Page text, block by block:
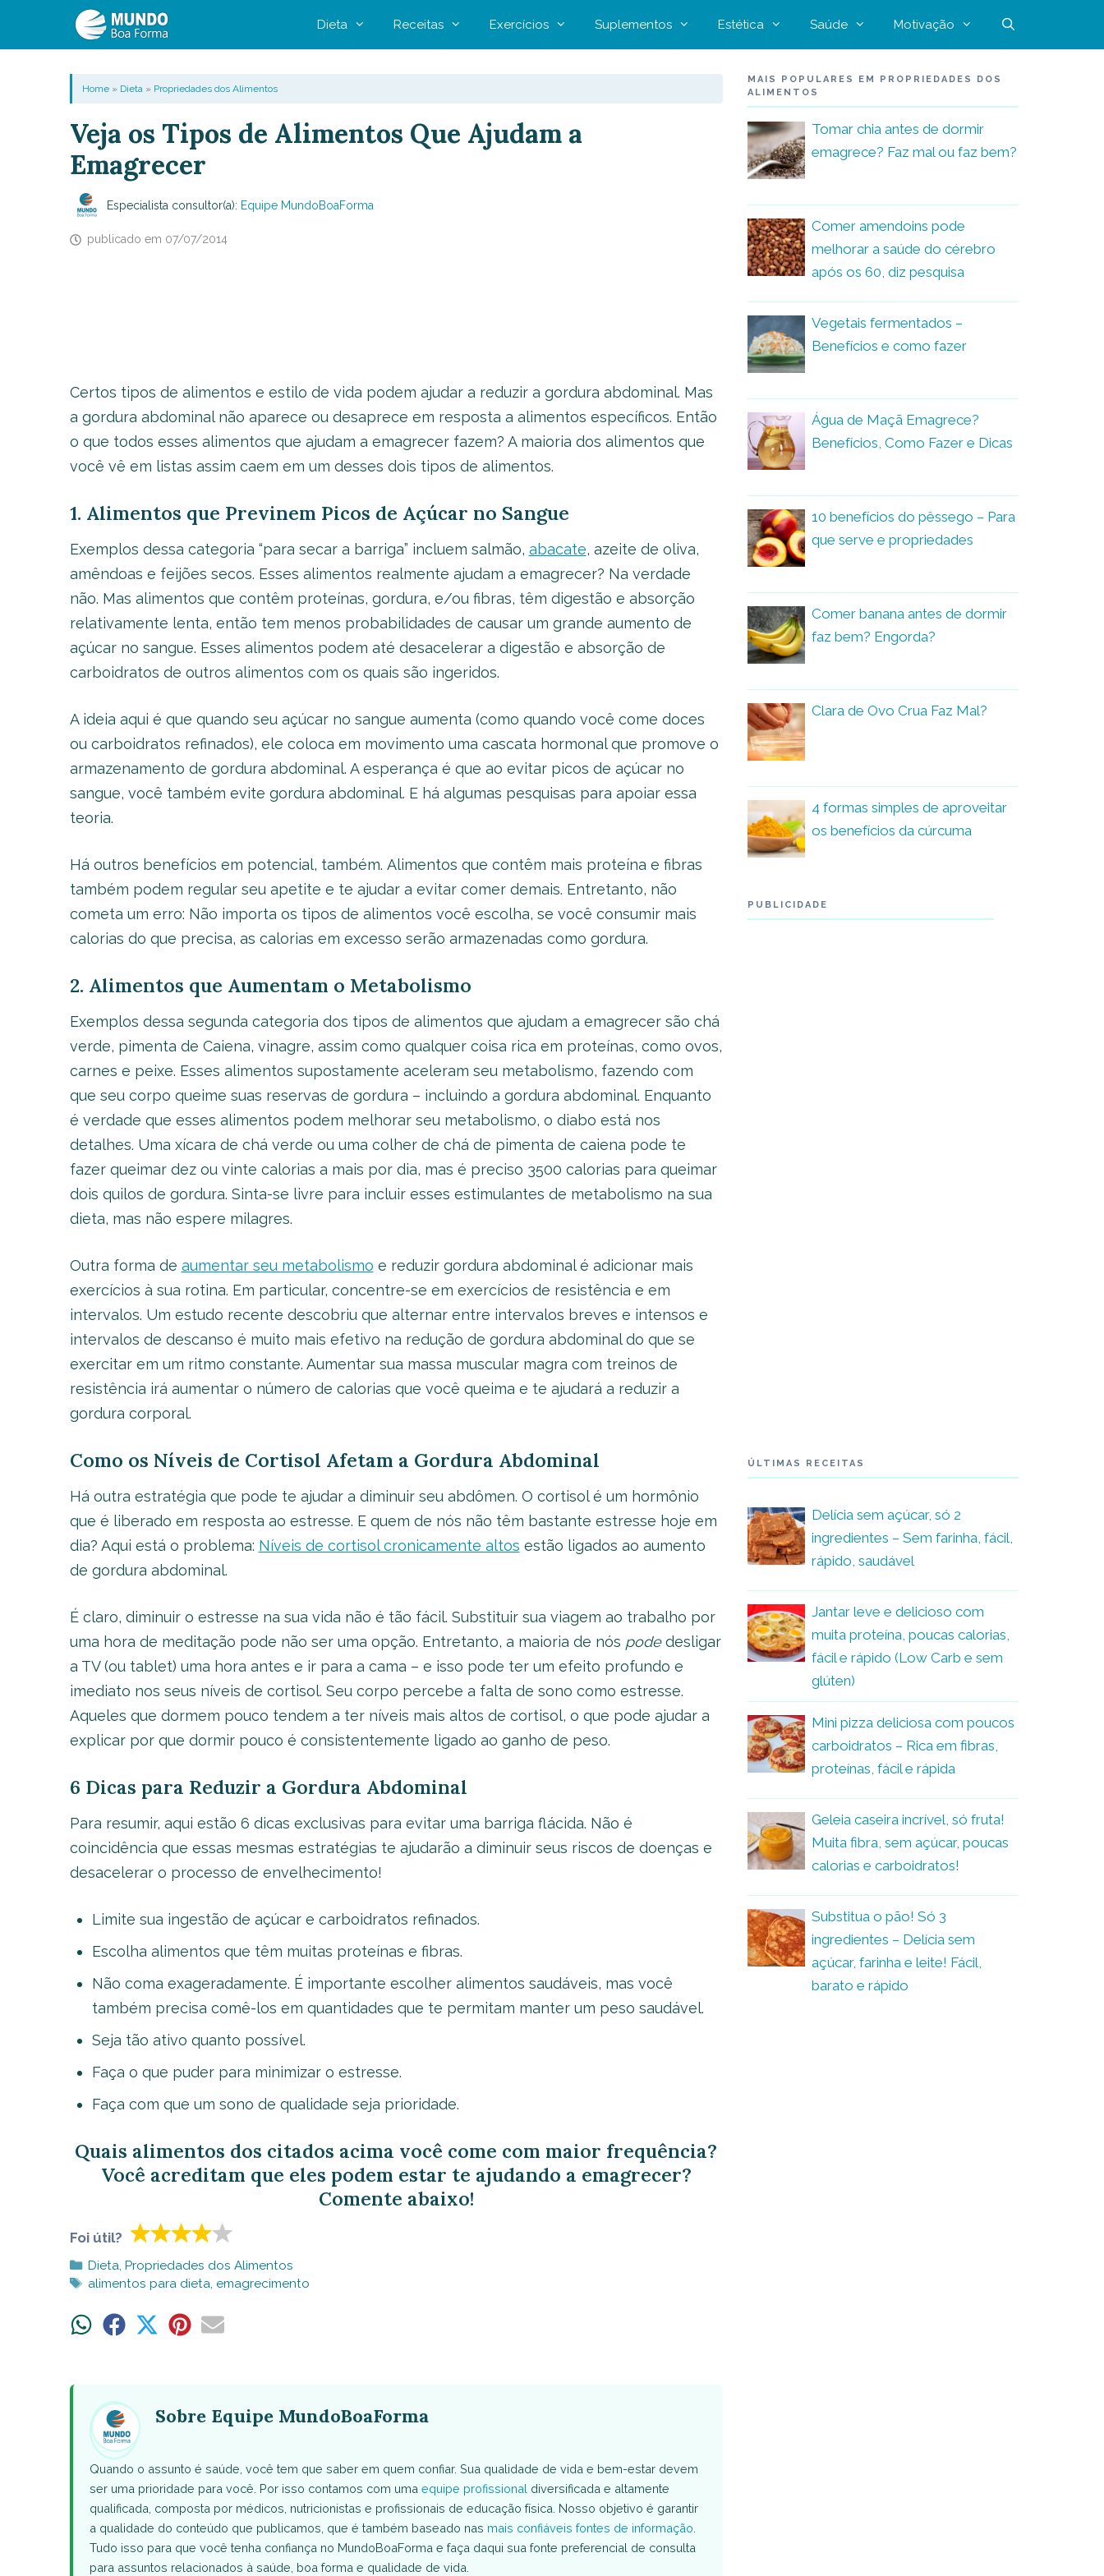
Dieta Receitas Exercícios Suplementos Estética Saúde Motivação
Home» Dieta» Propriedades dos Alimentos
Veja os Tipos de Alimentos Que Ajudam a
Emagrecer
Especialista consultor(a): Equipe MundoBoaForma
publicado em 07/07/2014
Certos tipos de alimentos e estilo de vida podem ajudar a reduzir a gordura abdominal. Mas
a gordura abdominal não aparece ou desaprece em resposta a alimentos específicos. Então
o que todos esses alimentos que ajudam a emagrecer fazem? A maioria dos alimentos que
você vê em listas assim caem em um desses dois tipos de alimentos.
1. Alimentos que Previnem Picos de Açúcar no Sangue
Exemplos dessa categoria “para secar a barriga” incluem salmão, abacate, azeite de oliva,
amêndoas e feijões secos. Esses alimentos realmente ajudam a emagrecer? Na verdade
não. Mas alimentos que contêm proteínas, gordura, e/ou fibras, têm digestão e absorção
relativamente lenta, então tem menos probabilidades de causar um grande aumento de
açúcar no sangue. Esses alimentos podem até desacelerar a digestão e absorção de
carboidratos de outros alimentos com os quais são ingeridos.
A ideia aqui é que quando seu açúcar no sangue aumenta (como quando você come doces
ou carboidratos refinados), ele coloca em movimento uma cascata hormonal que promove o
armazenamento de gordura abdominal. A esperança é que ao evitar picos de açúcar no
sangue, você também evite gordura abdominal. E há algumas pesquisas para apoiar essa
teoria.
Há outros benefícios em potencial, também. Alimentos que contêm mais proteína e fibras
também podem regular seu apetite e te ajudar a evitar comer demais. Entretanto, não
cometa um erro: Não importa os tipos de alimentos você escolha, se você consumir mais
calorias do que precisa, as calorias em excesso serão armazenadas como gordura.
2. Alimentos que Aumentam o Metabolismo
Exemplos dessa segunda categoria dos tipos de alimentos que ajudam a emagrecer são chá
verde, pimenta de Caiena, vinagre, assim como qualquer coisa rica em proteínas, como ovos,
carnes e peixe. Esses alimentos supostamente aceleram seu metabolismo, fazendo com
que seu corpo queime suas reservas de gordura – incluindo a gordura abdominal. Enquanto
é verdade que esses alimentos podem melhorar seu metabolismo, o diabo está nos
detalhes. Uma xícara de chá verde ou uma colher de chá de pimenta de caiena pode te
fazer queimar dez ou vinte calorias a mais por dia, mas é preciso 3500 calorias para queimar
dois quilos de gordura. Sinta-se livre para incluir esses estimulantes de metabolismo na sua
dieta, mas não espere milagres.
Outra forma de aumentar seu metabolismo e reduzir gordura abdominal é adicionar mais
exercícios à sua rotina. Em particular, concentre-se em exercícios de resistência e em
intervalos. Um estudo recente descobriu que alternar entre intervalos breves e intensos e
intervalos de descanso é muito mais efetivo na redução de gordura abdominal do que se
exercitar em um ritmo constante. Aumentar sua massa muscular magra com treinos de
resistência irá aumentar o número de calorias que você queima e te ajudará a reduzir a
gordura corporal.
Como os Níveis de Cortisol Afetam a Gordura Abdominal
Há outra estratégia que pode te ajudar a diminuir seu abdômen. O cortisol é um hormônio
que é liberado em resposta ao estresse. E quem de nós não têm bastante estresse hoje em
dia? Aqui está o problema: Níveis de cortisol cronicamente altos estão ligados ao aumento
de gordura abdominal.
É claro, diminuir o estresse na sua vida não é tão fácil. Substituir sua viagem ao trabalho por
uma hora de meditação pode não ser uma opção. Entretanto, a maioria de nós podedesligar
a TV (ou tablet) uma hora antes e ir para a cama – e isso pode ter um efeito profundo e
imediato nos seus níveis de cortisol. Seu corpo percebe a falta de sono como estresse.
Aqueles que dormem pouco tendem a ter níveis mais altos de cortisol, o que pode ajudar a
explicar por que dormir pouco é consistentemente ligado ao ganho de peso.
6 Dicas para Reduzir a Gordura Abdominal
Para resumir, aqui estão 6 dicas exclusivas para evitar uma barriga flácida. Não é
coincidência que essas mesmas estratégias te ajudarão a diminuir seus riscos de doenças e
desacelerar o processo de envelhecimento!
Limite sua ingestão de açúcar e carboidratos refinados.
Escolha alimentos que têm muitas proteínas e fibras.
Não coma exageradamente. É importante escolher alimentos saudáveis, mas você
também precisa comê-los em quantidades que te permitam manter um peso saudável.
Seja tão ativo quanto possível.
Faça o que puder para minimizar o estresse.
Faça com que um sono de qualidade seja prioridade.
Quais alimentos dos citados acima você come com maior frequência?
Você acreditam que eles podem estar te ajudando a emagrecer?
Comente abaixo!
Foi útil?
Categorias
Dieta, Propriedades dos Alimentos
Tags
alimentos para dieta, emagrecimento
ShareShare ShareShareShare
Sobre Equipe MundoBoaForma
Quando o assunto é saúde, você tem que saber em quem confiar. Sua qualidade de vida e bem-estar devem
ser uma prioridade para você. Por isso contamos com uma equipe profissional diversificada e altamente
qualificada, composta por médicos, nutricionistas e profissionais de educação física. Nosso objetivo é garantir
a qualidade do conteúdo que publicamos, que é também baseado nas mais confiáveis fontes de informação
Tudo isso para que você tenha confiança no MundoBoaForma e faça daqui sua fonte preferencial de consulta
para assuntos relacionados à saúde, boa forma e qualidade de vida.
MAIS POPULARES EM PROPRIEDADES DOS
ALIMENTOS
Tomar chia antes de dormir
emagrece? Faz mal ou faz bem?
Comer amendoins pode
melhorar a saúde do cérebro
após os 60, diz pesquisa
Vegetais fermentados –
Benefícios e como fazer
Água de Maçã Emagrece?
Benefícios, Como Fazer e Dicas
10 benefícios do pêssego – Para
que serve e propriedades
Comer banana antes de dormir
faz bem? Engorda?
Clara de Ovo Crua Faz Mal?
4 formas simples de aproveitar
os benefícios da cúrcuma
PUBLICIDADE
ÚLTIMAS RECEITAS
Delícia sem açúcar, só 2
ingredientes – Sem farinha, fácil,
rápido, saudável
Jantar leve e delicioso com
muita proteína, poucas calorias,
fácil e rápido (Low Carb e sem
glúten)
Mini pizza deliciosa com poucos
carboidratos – Rica em fibras,
proteínas, fácil e rápida
Geleia caseira incrível, só fruta!
Muita fibra, sem açúcar, poucas
calorias e carboidratos!
Substitua o pão! Só 3
ingredientes – Delícia sem
açúcar, farinha e leite! Fácil,
barato e rápido